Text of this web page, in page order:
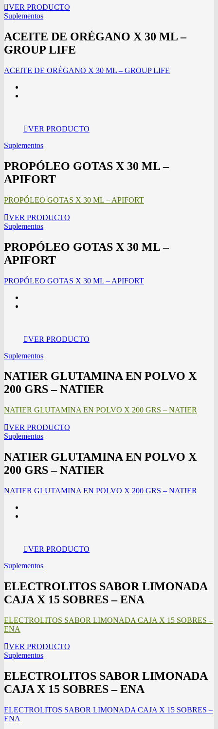
VER PRODUCTO
Suplementos
ACEITE DE ORÉGANO X 30 ML –
GROUP LIFE
ACEITE DE ORÉGANO X 30 ML – GROUP LIFE
VER PRODUCTO
Suplementos
PROPÓLEO GOTAS X 30 ML –
APIFORT
PROPÓLEO GOTAS X 30 ML – APIFORT
VER PRODUCTO
Suplementos
PROPÓLEO GOTAS X 30 ML –
APIFORT
PROPÓLEO GOTAS X 30 ML – APIFORT
VER PRODUCTO
Suplementos
NATIER GLUTAMINA EN POLVO X
200 GRS – NATIER
NATIER GLUTAMINA EN POLVO X 200 GRS – NATIER
VER PRODUCTO
Suplementos
NATIER GLUTAMINA EN POLVO X
200 GRS – NATIER
NATIER GLUTAMINA EN POLVO X 200 GRS – NATIER
VER PRODUCTO
Suplementos
ELECTROLITOS SABOR LIMONADA
CAJA X 15 SOBRES – ENA
ELECTROLITOS SABOR LIMONADA CAJA X 15 SOBRES –
ENA
VER PRODUCTO
Suplementos
ELECTROLITOS SABOR LIMONADA
CAJA X 15 SOBRES – ENA
ELECTROLITOS SABOR LIMONADA CAJA X 15 SOBRES –
ENA